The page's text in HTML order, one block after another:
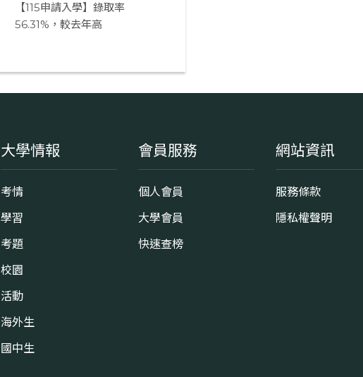
【115申請入學】錄取率
56.31%，較去年高
大學情報
考情
學習
考題
校園
活動
海外生
國中生
會員服務
個人會員
大學會員
快速查榜
網站資訊
服務條款
隱私權聲明